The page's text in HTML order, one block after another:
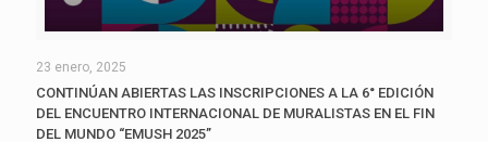
23 enero, 2025
CONTINÚAN ABIERTAS LAS INSCRIPCIONES A LA 6° EDICIÓN
DEL ENCUENTRO INTERNACIONAL DE MURALISTAS EN EL FIN
DEL MUNDO “EMUSH 2025”